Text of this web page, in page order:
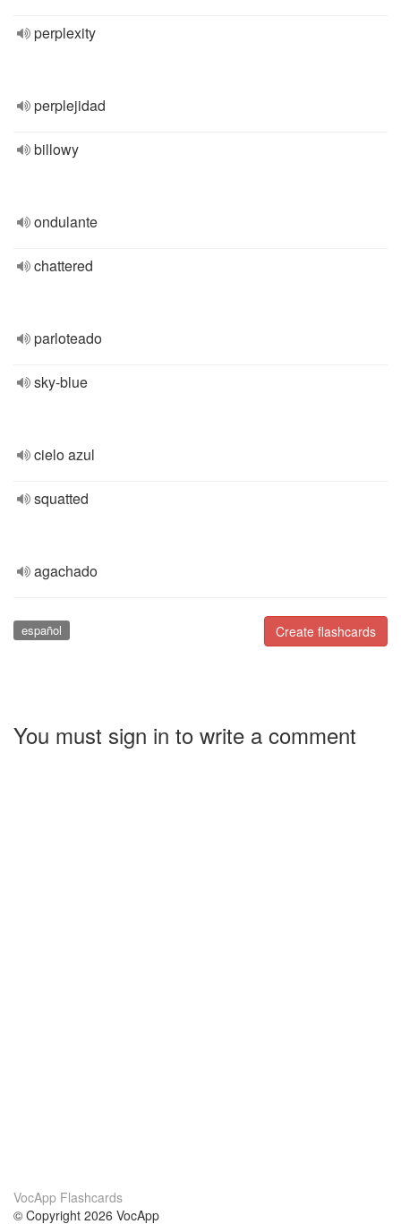
perplexity
perplejidad
billowy
ondulante
chattered
parloteado
sky-blue
cielo azul
squatted
agachado
Create flashcards
español
You must sign in to write a comment
VocApp Flashcards
© Copyright 2026 VocApp